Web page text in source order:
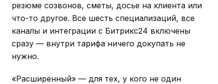
резюме созвонов, сметы, досье на клиента или
что-то другое. Все шесть специализаций, все
каналы и интеграции с Битрикс24 включены
сразу — внутри тарифа ничего докупать не
нужно.
«Расширенный» — для тех, у кого не один